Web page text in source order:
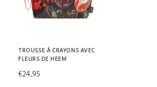
TROUSSE À CRAYONS AVEC
FLEURS DE HEEM
€24,95